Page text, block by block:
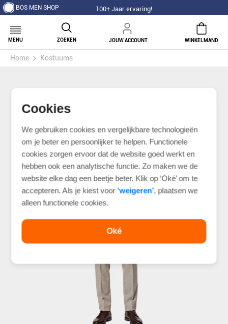
Cookies
We gebruiken cookies en vergelijkbare technologieën
om je beter en persoonlijker te helpen. Functionele
cookies zorgen ervoor dat de website goed werkt en
hebben ook een analytische functie. Zo maken we de
website elke dag een beetje beter. Klik op ‘Oké’ om te
accepteren. Als je kiest voor ‘weigeren’, plaatsen we
alleen functionele cookies.
Oké
BOS MEN SHOP 100+ Jaar ervaring!
MENU ZOEKEN JOUW ACCOUNT WINKELMAND
Home Kostuums